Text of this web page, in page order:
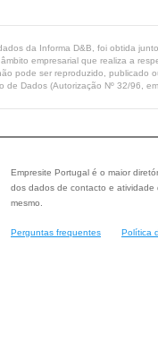
da Informa D&B, foi obtida
empresarial que realiza a
pode ser reproduzido,
Dados (Autorização Nº 32/96,
Empresite Portugal é o maior
dos dados de contacto e atividade
mesmo.
Perguntas frequentes Política